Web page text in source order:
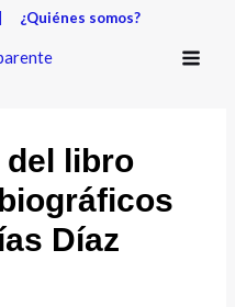
¿Quiénes somos?
del libro
Díaz